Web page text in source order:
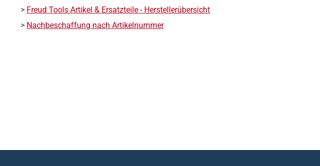
> Freud Tools Artikel & Ersatzteile - Herstellerübersicht
> Nachbeschaffung nach Artikelnummer